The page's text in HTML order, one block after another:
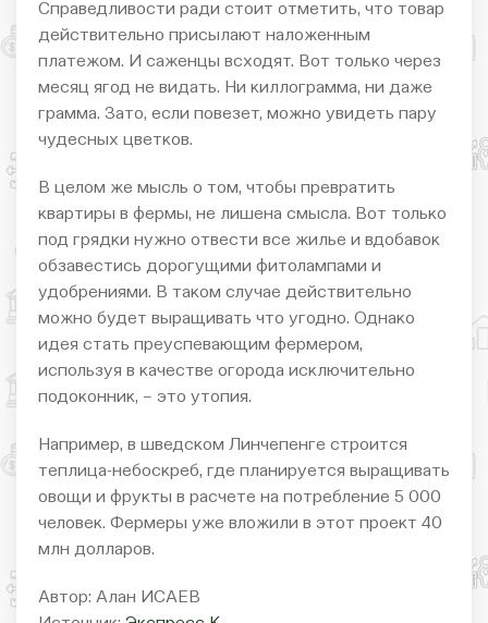
Справедливости ради стоит отметить, что товар
действительно присылают наложенным
платежом. И саженцы всходят. Вот только через
месяц ягод не видать. Ни киллограмма, ни даже
грамма. Зато, если повезет, можно увидеть пару
чудесных цветков.
В целом же мысль о том, чтобы превратить
квартиры в фермы, не лишена смысла. Вот только
под грядки нужно отвести все жилье и вдобавок
обзавестись дорогущими фитолампами и
удобрениями. В таком случае действительно
можно будет выращивать что угодно. Однако
идея стать преуспевающим фермером,
используя в качестве огорода исключительно
подоконник, – это утопия.
Например, в шведском Линчепенге строится
теплица-небоскреб, где планируется выращивать
овощи и фрукты в расчете на потребление 5 000
человек. Фермеры уже вложили в этот проект 40
млн долларов.
Автор: Алан ИСАЕВ